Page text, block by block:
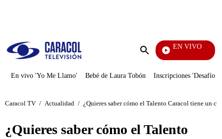
Enviar
EN VIVO
En vivo 'Yo Me Llamo' Bebé de Laura Tobón Inscripciones 'Desafío'
Caracol TV / Actualidad / ¿Quieres saber cómo el Talento Caracol tiene un
¿Quieres saber cómo el Talento